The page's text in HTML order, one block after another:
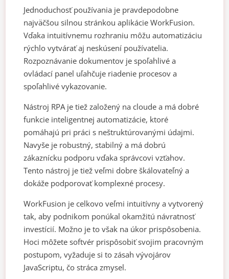
Jednoduchosť používania je pravdepodobne
najväčšou silnou stránkou aplikácie WorkFusion.
Vďaka intuitívnemu rozhraniu môžu automatizáciu
rýchlo vytvárať aj neskúsení používatelia.
Rozpoznávanie dokumentov je spoľahlivé a
ovládací panel uľahčuje riadenie procesov a
spoľahlivé vykazovanie.
Nástroj RPA je tiež založený na cloude a má dobré
funkcie inteligentnej automatizácie, ktoré
pomáhajú pri práci s neštruktúrovanými údajmi.
Navyše je robustný, stabilný a má dobrú
zákaznícku podporu vďaka správcovi vzťahov.
Tento nástroj je tiež veľmi dobre škálovateľný a
dokáže podporovať komplexné procesy.
WorkFusion je celkovo veľmi intuitívny a vytvorený
tak, aby podnikom ponúkal okamžitú návratnosť
investícií. Možno je to však na úkor prispôsobenia.
Hoci môžete softvér prispôsobiť svojim pracovným
postupom, vyžaduje si to zásah vývojárov
JavaScriptu, čo stráca zmysel.